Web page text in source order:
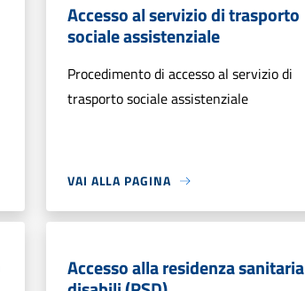
Accesso al servizio di trasporto
sociale assistenziale
Procedimento di accesso al servizio di
trasporto sociale assistenziale
VAI ALLA PAGINA
Accesso alla residenza sanitaria